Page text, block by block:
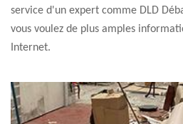
service d'un expert comme DLD
vous voulez de plus amples
Internet.